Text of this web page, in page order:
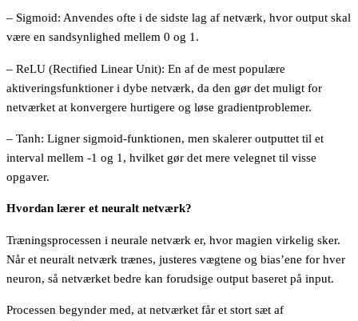
– Sigmoid: Anvendes ofte i de sidste lag af netværk, hvor output skal
være en sandsynlighed mellem 0 og 1.
– ReLU (Rectified Linear Unit): En af de mest populære
aktiveringsfunktioner i dybe netværk, da den gør det muligt for
netværket at konvergere hurtigere og løse gradientproblemer.
– Tanh: Ligner sigmoid-funktionen, men skalerer outputtet til et
interval mellem -1 og 1, hvilket gør det mere velegnet til visse
opgaver.
Hvordan lærer et neuralt netværk?
Træningsprocessen i neurale netværk er, hvor magien virkelig sker.
Når et neuralt netværk trænes, justeres vægtene og bias’ene for hver
neuron, så netværket bedre kan forudsige output baseret på input.
Processen begynder med, at netværket får et stort sæt af